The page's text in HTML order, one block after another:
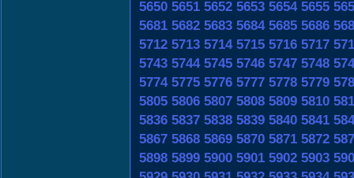
5650 5651 5652 5653 5654 5655
5681 5682 5683 5684 5685 5686
5712 5713 5714 5715 5716 5717
5743 5744 5745 5746 5747 5748
5774 5775 5776 5777 5778 5779
5805 5806 5807 5808 5809 5810
5836 5837 5838 5839 5840 5841
5867 5868 5869 5870 5871 5872
5898 5899 5900 5901 5902 5903